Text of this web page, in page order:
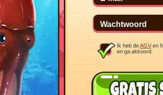
Ik heb deAGV en
en ga akkoord.